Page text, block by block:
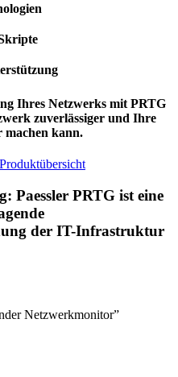
Ihres Netzwerks mit PRTG
zuverlässiger und Ihre
machen kann.
Produktübersicht
Paessler PRTG ist eine
der IT-Infrastruktur
Netzwerkmonitor”